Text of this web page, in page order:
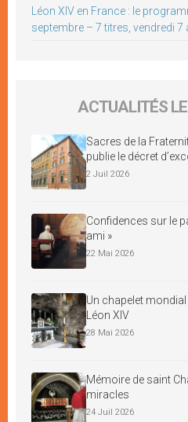
Léon XIV en France : le
septembre – 7 titres, vendredi 7
ACTUALITÉS
Sacres de la
publie le décret
2 Juil 2026
Confidences sur le
ami »
22 Mai 2026
Un chapelet
Léon XIV
28 Mai 2026
Mémoire de saint
miracles
24 Juil 2026